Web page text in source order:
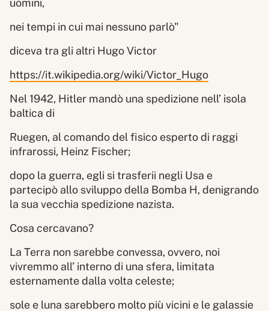
uomini,
nei tempi in cui mai nessuno parlò"
diceva tra gli altri Hugo Victor
https://it.wikipedia.org/wiki/Victor_Hugo
Nel 1942, Hitler mandò una spedizione nell’ isola
baltica di
Ruegen, al comando del fisico esperto di raggi
infrarossi, Heinz Fischer;
dopo la guerra, egli si trasferii negli Usa e
partecipò allo sviluppo della Bomba H, denigrando
la sua vecchia spedizione nazista.
Cosa cercavano?
La Terra non sarebbe convessa, ovvero, noi
vivremmo all’ interno di una sfera, limitata
esternamente dalla volta celeste;
sole e luna sarebbero molto più vicini e le galassie